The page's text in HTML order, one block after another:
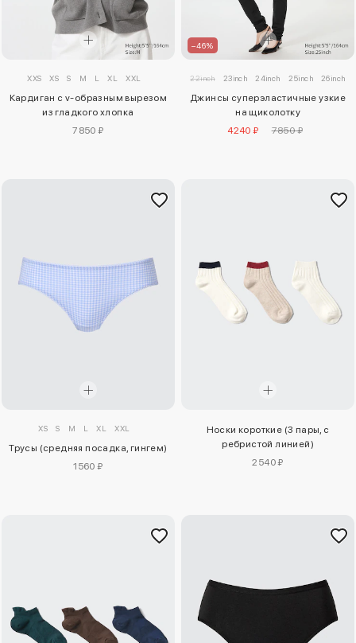
XXS XS S M L XL XXL
Кардиган с v-образным вырезом
из гладкого хлопка
7850 ₽
–46%
22inch 23inch 24inch 25inch 26inch
Джинсы суперэластичные узкие
на щиколотку
4240 ₽
7850 ₽
XS S M L XL XXL
Трусы (средняя посадка, гингем)
1560 ₽
Носки короткие (3 пары, с
ребристой линией)
2540 ₽